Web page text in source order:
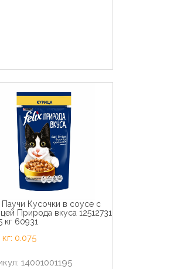
Паучи Кусочки в соусе с
Природа вкуса 12512731
кг 60931
0.075
14001001195